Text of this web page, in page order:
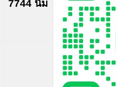
7744 นิ่ม